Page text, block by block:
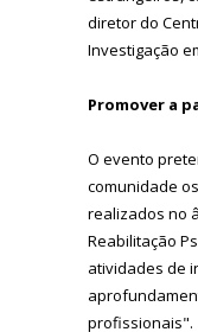
diretor do
Investigação
Promover a
O evento
comunidade
realizados no
Reabilitação
atividades de
profissionais".